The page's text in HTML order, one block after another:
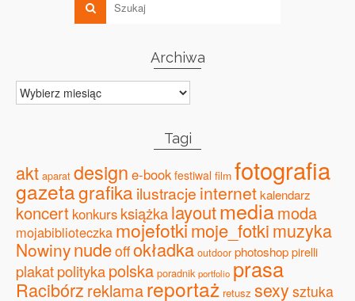
Archiwa
Archiwa
Tagi
akt aparat design e-book festiwal film fotografia
gazetagrafikailustracje internetkalendarz
koncert konkurs książkalayoutmediamoda
mojabiblioteczka mojefotkimoje_fotkimuzyka
Nowinynudeoffokładka outdoor photoshoppirelli
plakatpolitykapolska poradnik portfolio prasa
Racibórz reklamareportaż retusz sexy sztuka